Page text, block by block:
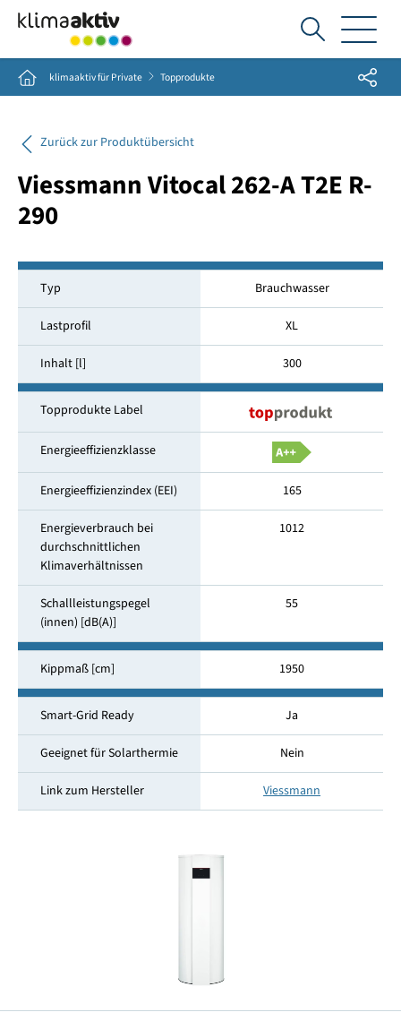
Ich
suche...
Home klimaaktiv für Private Topprodukte Share
Zurück zur Produktübersicht
Viessmann Vitocal 262-A T2E R-
290
Typ Brauchwasser
Lastprofil XL
Inhalt [l] 300
Topprodukte Label
Energieeffizienzklasse
Energieeffizienzindex (EEI) 165
Energieverbrauch bei
durchschnittlichen
Klimaverhältnissen
1012
Schallleistungspegel
(innen) [dB(A)]
55
Kippmaß [cm] 1950
Smart-Grid Ready Ja
Geeignet für Solarthermie Nein
Link zum Hersteller Viessmann